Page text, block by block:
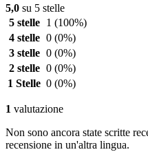
5,0 su 5 stelle
5 stelle
1 (100%)
4 stelle 0 (0%)
3 stelle 0 (0%)
2 stelle 0 (0%)
1 Stelle 0 (0%)
1 valutazione
Non sono ancora state scritte
recensione in un'altra lingua.